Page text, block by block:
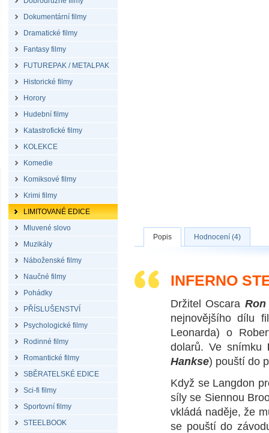
Dokumentární filmy
Dramatické filmy
Fantasy filmy
FUTUREPAK / METALPAK
Historické filmy
Horory
Hudební filmy
Katastrofické filmy
KOLEKCE
Komedie
Komiksové filmy
Krimi filmy
LIMITOVANÉ EDICE
Mluvené slovo
Muzikály
Náboženské filmy
Naučné filmy
Pohádky
PŘÍSLUŠENSTVÍ
Psychologické filmy
Rodinné filmy
Romantické filmy
SBĚRATELSKÉ EDICE
Sci-fi filmy
Sportovní filmy
STEELBOOK
Popis Hodnocení (4)
INFERNO
Držitel Oscara Ron
nejnovějšího dílu
Leonarda) o
dolarů. Ve snímku
Hankse) pouští do
Když se Langdon
síly se Siennou
vkládá naděje, že
se pouští do